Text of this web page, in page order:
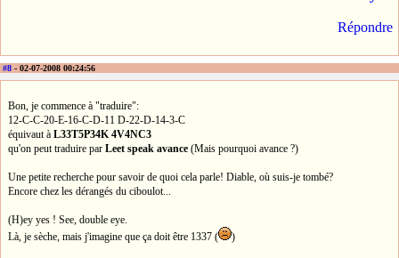
Répondre
#8 - 02-07-2008 00:24:56
Bon, je commence à "traduire":
12-C-C-20-E-16-C-D-11 D-22-D-14-3-C
équivaut à L33T5P34K 4V4NC3
qu'on peut traduire par Leet speak avance (Mais pourquoi avance ?)
Une petite recherche pour savoir de quoi cela parle! Diable, où suis-je tombé?
Encore chez les dérangés du ciboulot...
(H)ey yes ! See, double eye.
Là, je sèche, mais j'imagine que ça doit être 1337 (
)